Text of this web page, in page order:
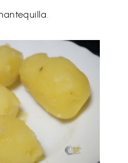
con la mantequilla.